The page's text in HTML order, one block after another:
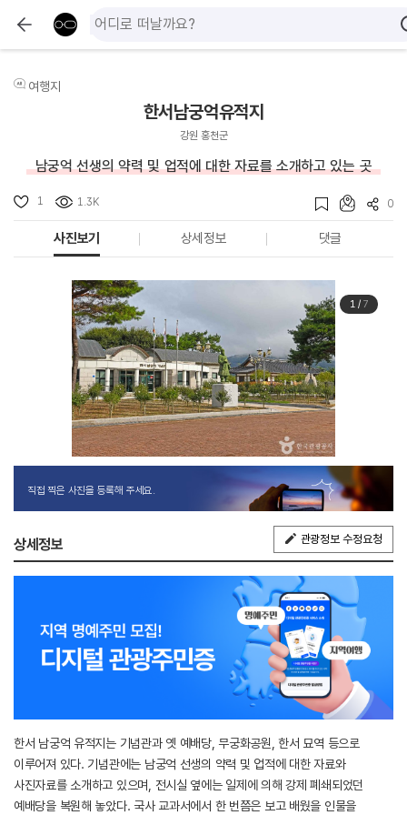
여행지
한서남궁억유적지
강원 홍천군
남궁억 선생의 약력 및 업적에 대한 자료를 소개하고 있는 곳
1 1.3K 0
사진보기 상세정보 댓글
1/ 7
직접 찍은 사진을 등록해 주세요.
상세정보 관광정보 수정요청
한서 남궁억 유적지는 기념관과 옛 예배당, 무궁화공원, 한서 묘역 등으로
이루어져 있다. 기념관에는 남궁억 선생의 약력 및 업적에 대한 자료와
사진자료를 소개하고 있으며, 전시실 옆에는 일제에 의해 강제 폐쇄되었던
예배당을 복원해 놓았다. 국사 교과서에서 한 번쯤은 보고 배웠을 인물을